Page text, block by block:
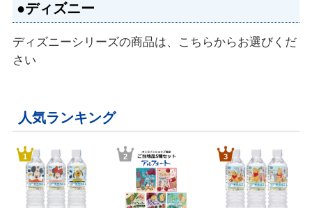
●ディズニー
ディズニーシリーズの商品は、こちらからお選びくだ
さい
人気ランキング
1 2 3